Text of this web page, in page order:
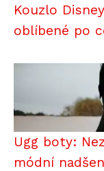
Kouzlo
oblíbené po
Ugg boty:
módní